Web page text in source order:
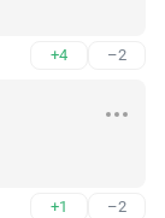
+4 –2
+1 –2